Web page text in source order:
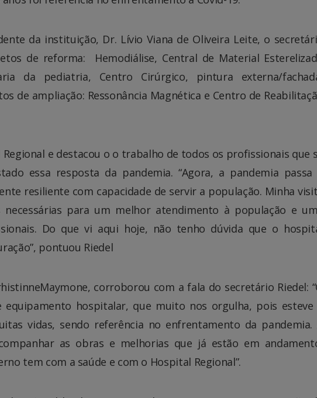
da instituição, Dr. Lívio Viana de Oliveira Leite, o
de reforma: Hemodiálise, Central de Material
da pediatria, Centro Cirúrgico, pintura externa/
de ampliação: Ressonância Magnética e Centro de
e destacou o o trabalho de todos os profissionais que
essa resposta da pandemia. “Agora, a pandemia passa
resiliente com capacidade de servir a população. Minha
para um melhor atendimento à população e
Do que vi aqui hoje, não tenho dúvida que o
pontuou Riedel
corroborou com a fala do secretário Riedel:
equipamento hospitalar, que muito nos orgulha, pois esteve
vidas, sendo referência no enfrentamento da pandemia.
as obras e melhorias que já estão em
tem com a saúde e com o Hospital Regional”.